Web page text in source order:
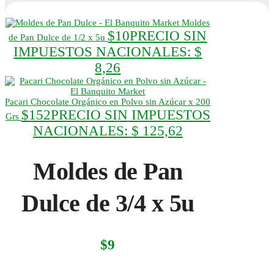
Moldes
de Pan Dulce de 1/2 x 5u $10PRECIO SIN
IMPUESTOS NACIONALES: $
8,26
Pacari Chocolate Orgánico en Polvo sin Azúcar x 200
Grs $152PRECIO SIN IMPUESTOS
NACIONALES: $ 125,62
Moldes de Pan
Dulce de 3/4 x 5u
$9